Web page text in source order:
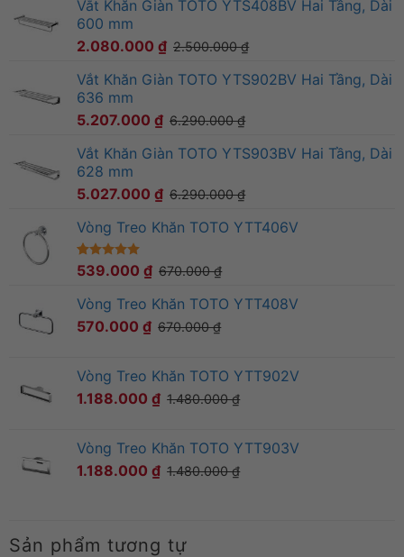
Vắt Khăn Giàn TOTO YTS408BV Hai Tầng, Dài
600 mm
2.080.000 ₫ 2.500.000₫
Vắt Khăn Giàn TOTO YTS902BV Hai Tầng, Dài
636 mm
5.207.000 ₫ 6.290.000₫
Vắt Khăn Giàn TOTO YTS903BV Hai Tầng, Dài
628 mm
5.027.000 ₫ 6.290.000₫
Vòng Treo Khăn TOTO YTT406V
5.00trên 5
1
539.000 ₫ 670.000₫
Vòng Treo Khăn TOTO YTT408V
570.000 ₫ 670.000₫
Vòng Treo Khăn TOTO YTT902V
1.188.000 ₫ 1.480.000₫
Vòng Treo Khăn TOTO YTT903V
1.188.000 ₫ 1.480.000₫
Sản phẩm tương tự